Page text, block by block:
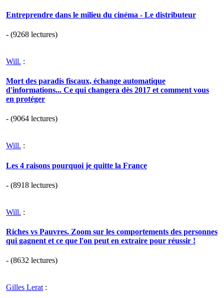
Entreprendre dans le milieu du cinéma - Le distributeur
- (9268 lectures)
Will. :
Mort des paradis fiscaux, échange automatique
d'informations... Ce qui changera dès 2017 et comment vous
en protéger
- (9064 lectures)
Will. :
Les 4 raisons pourquoi je quitte la France
- (8918 lectures)
Will. :
Riches vs Pauvres. Zoom sur les comportements des personnes
qui gagnent et ce que l'on peut en extraire pour réussir !
- (8632 lectures)
Gilles Lerat: